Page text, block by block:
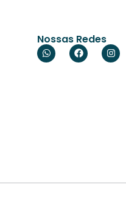
Nossas Redes